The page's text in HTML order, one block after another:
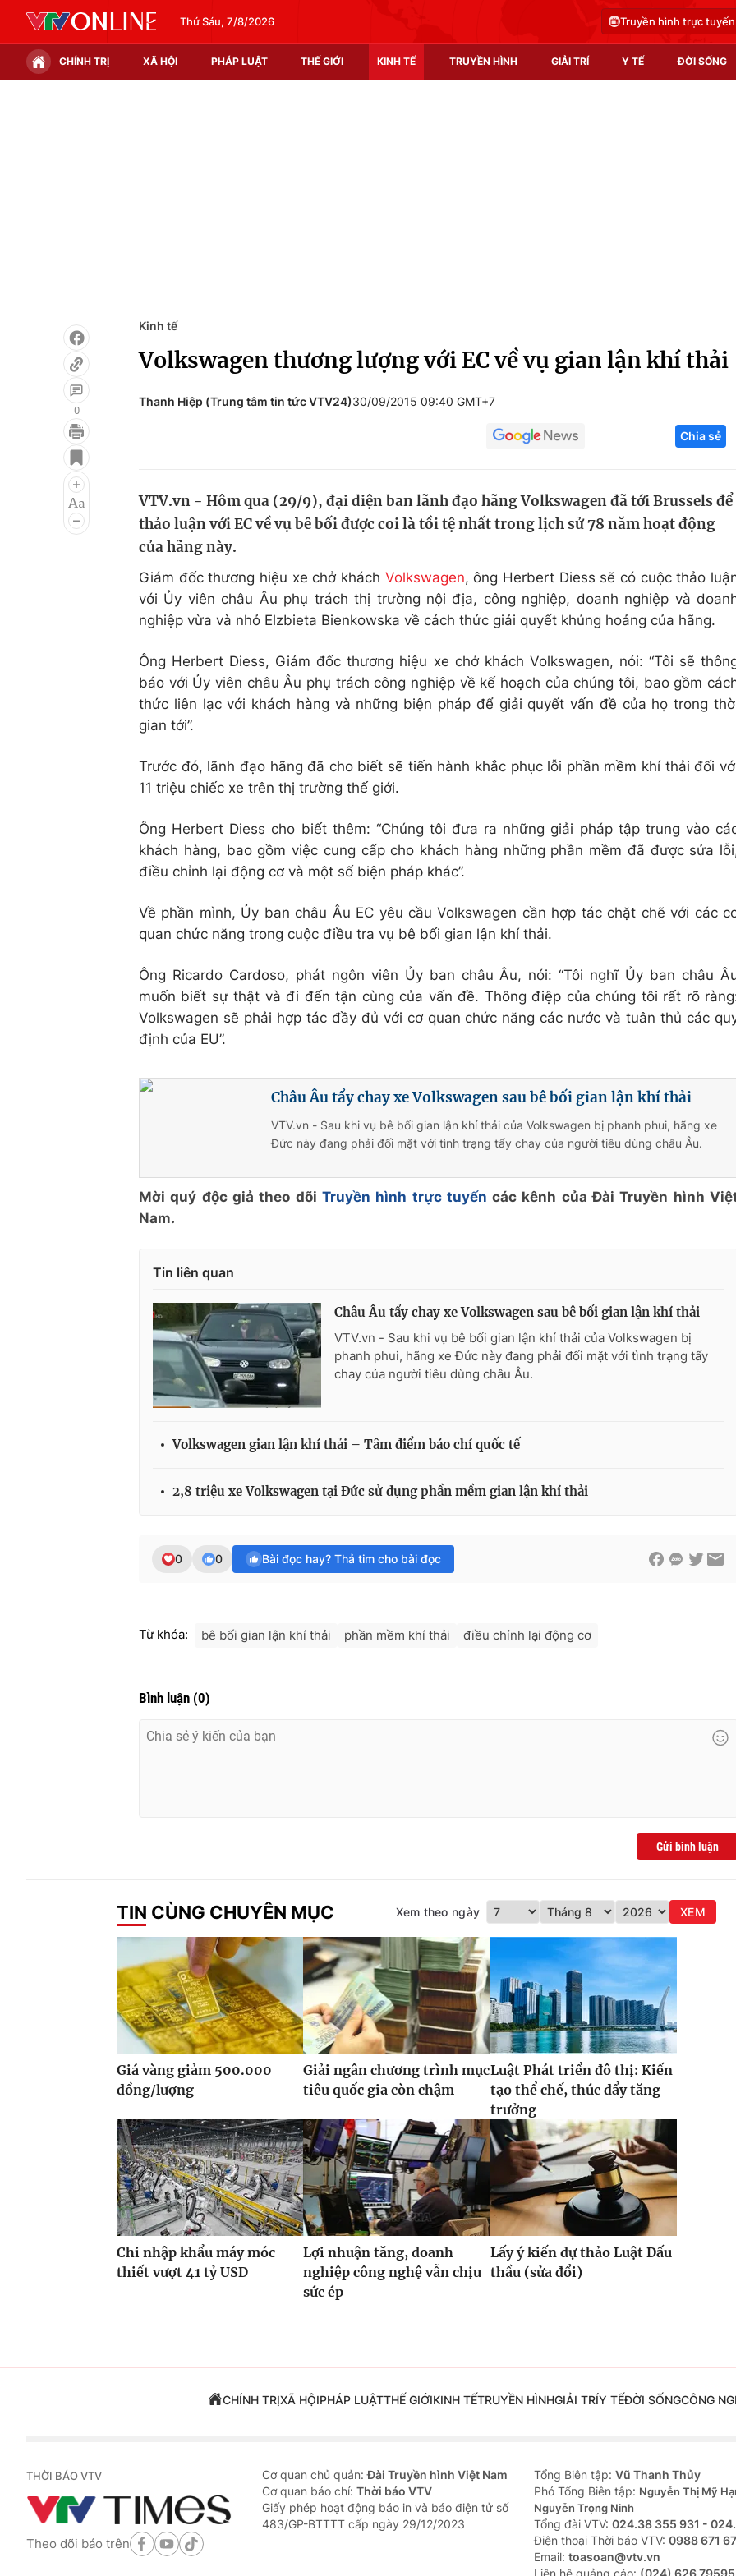
Thứ Sáu, 7/8/2026 Truyền hình trực tuyến
CHÍNH TRỊ XÃ HỘI PHÁP LUẬT THẾ GIỚI KINH TẾ TRUYỀN HÌNH GIẢI TRÍ Y TẾ ĐỜI SỐNG
Infographic
Điện ảnh
Âm nhạc
Làm đẹp
Chất lượng cuộc sống
Học trực tuyến
Công nghệ
Sản phẩm
Tư vấn
0
Kinh tế
Volkswagen thương lượng với EC về vụ gian lận khí thải
Thanh Hiệp (Trung tâm tin tức VTV24)30/09/2015 09:40 GMT+7
Chia sẻ
VTV.vn - Hôm qua (29/9), đại diện ban lãnh đạo hãng Volkswagen đã tới Brussels để
thảo luận với EC về vụ bê bối được coi là tồi tệ nhất trong lịch sử 78 năm hoạt động
của hãng này.
Giám đốc thương hiệu xe chở khách Volkswagen, ông Herbert Diess sẽ có cuộc thảo
với Ủy viên châu Âu phụ trách thị trường nội địa, công nghiệp, doanh nghiệp và
nghiệp vừa và nhỏ Elzbieta Bienkowska về cách thức giải quyết khủng hoảng của hãng.
Ông Herbert Diess, Giám đốc thương hiệu xe chở khách Volkswagen, nói: “Tôi sẽ
báo với Ủy viên châu Âu phụ trách công nghiệp về kế hoạch của chúng tôi, bao gồm
thức liên lạc với khách hàng và những biện pháp để giải quyết vấn đề của họ trong
gian tới”.
Trước đó, lãnh đạo hãng đã cho biết sẽ tiến hành khắc phục lỗi phần mềm khí thải đối
11 triệu chiếc xe trên thị trường thế giới.
Ông Herbert Diess cho biết thêm: “Chúng tôi đưa ra những giải pháp tập trung vào
khách hàng, bao gồm việc cung cấp cho khách hàng những phần mềm đã được sửa
điều chỉnh lại động cơ và một số biện pháp khác”.
Về phần mình, Ủy ban châu Âu EC yêu cầu Volkswagen cần hợp tác chặt chẽ với các
quan chức năng trong cuộc điều tra vụ bê bối gian lận khí thải.
Ông Ricardo Cardoso, phát ngôn viên Ủy ban châu Âu, nói: “Tôi nghĩ Ủy ban châu
muốn biết sự thật và đi đến tận cùng của vấn đề. Thông điệp của chúng tôi rất rõ
Volkswagen sẽ phải hợp tác đầy đủ với cơ quan chức năng các nước và tuân thủ các
định của EU”.
Châu Âu tẩy chay xe Volkswagen sau bê bối gian lận khí thải
VTV.vn - Sau khi vụ bê bối gian lận khí thải của Volkswagen bị phanh phui, hãng xe
Đức này đang phải đối mặt với tình trạng tẩy chay của người tiêu dùng châu Âu.
Mời quý độc giả theo dõi Truyền hình trực tuyến các kênh của Đài Truyền hình
Nam.
Tin liên quan
Châu Âu tẩy chay xe Volkswagen sau bê bối gian lận khí thải
VTV.vn - Sau khi vụ bê bối gian lận khí thải của Volkswagen bị
phanh phui, hãng xe Đức này đang phải đối mặt với tình trạng tẩy
chay của người tiêu dùng châu Âu.
Volkswagen gian lận khí thải – Tâm điểm báo chí quốc tế
2,8 triệu xe Volkswagen tại Đức sử dụng phần mềm gian lận khí thải
0 0 Bài đọc hay? Thả tim cho bài đọc
Từ khóa: bê bối gian lận khí thải phần mềm khí thải điều chỉnh lại động cơ
Bình luận (0)
Gửi bình luận
TIN CÙNG CHUYÊN MỤC Xem theo ngày XEM
Giá vàng giảm 500.000
đồng/lượng
Giải ngân chương trình mục
tiêu quốc gia còn chậm
Luật Phát triển đô thị: Kiến
tạo thể chế, thúc đẩy tăng
trưởng
Chi nhập khẩu máy móc
thiết vượt 41 tỷ USD
Lợi nhuận tăng, doanh
nghiệp công nghệ vẫn chịu
sức ép
Lấy ý kiến dự thảo Luật Đấu
thầu (sửa đổi)
CHÍNH TRỊXÃ HỘIPHÁP LUẬTTHẾ GIỚIKINH TẾTRUYỀN HÌNHGIẢI TRÍY TẾĐỜI SỐNGCÔNG
THỜI BÁO VTV
Theo dõi báo trên
Cơ quan chủ quản:Đài Truyền hình Việt Nam
Cơ quan báo chí: Thời báo VTV
Giấy phép hoạt động báo in và báo điện tử số
483/GP-BTTTT cấp ngày 29/12/2023
Tổng Biên tập: Vũ Thanh Thủy
Phó Tổng Biên tập: Nguyễn Thị Mỹ
Nguyễn Trọng Ninh
Tổng đài VTV: 024.38 355 931 -
Ðiện thoại Thời báo VTV: 0988 671
Email: toasoan@vtv.vn